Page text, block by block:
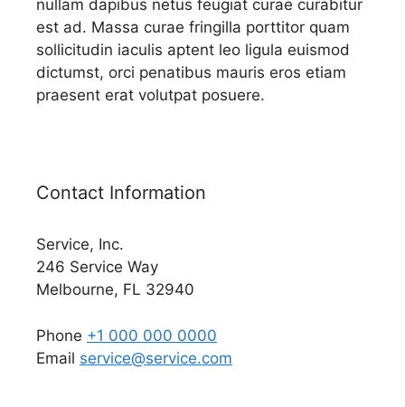
nullam dapibus netus feugiat curae curabitur
est ad. Massa curae fringilla porttitor quam
sollicitudin iaculis aptent leo ligula euismod
dictumst, orci penatibus mauris eros etiam
praesent erat volutpat posuere.
Contact Information
Service, Inc.
246 Service Way
Melbourne, FL 32940
Phone +1 000 000 0000
Email service@service.com